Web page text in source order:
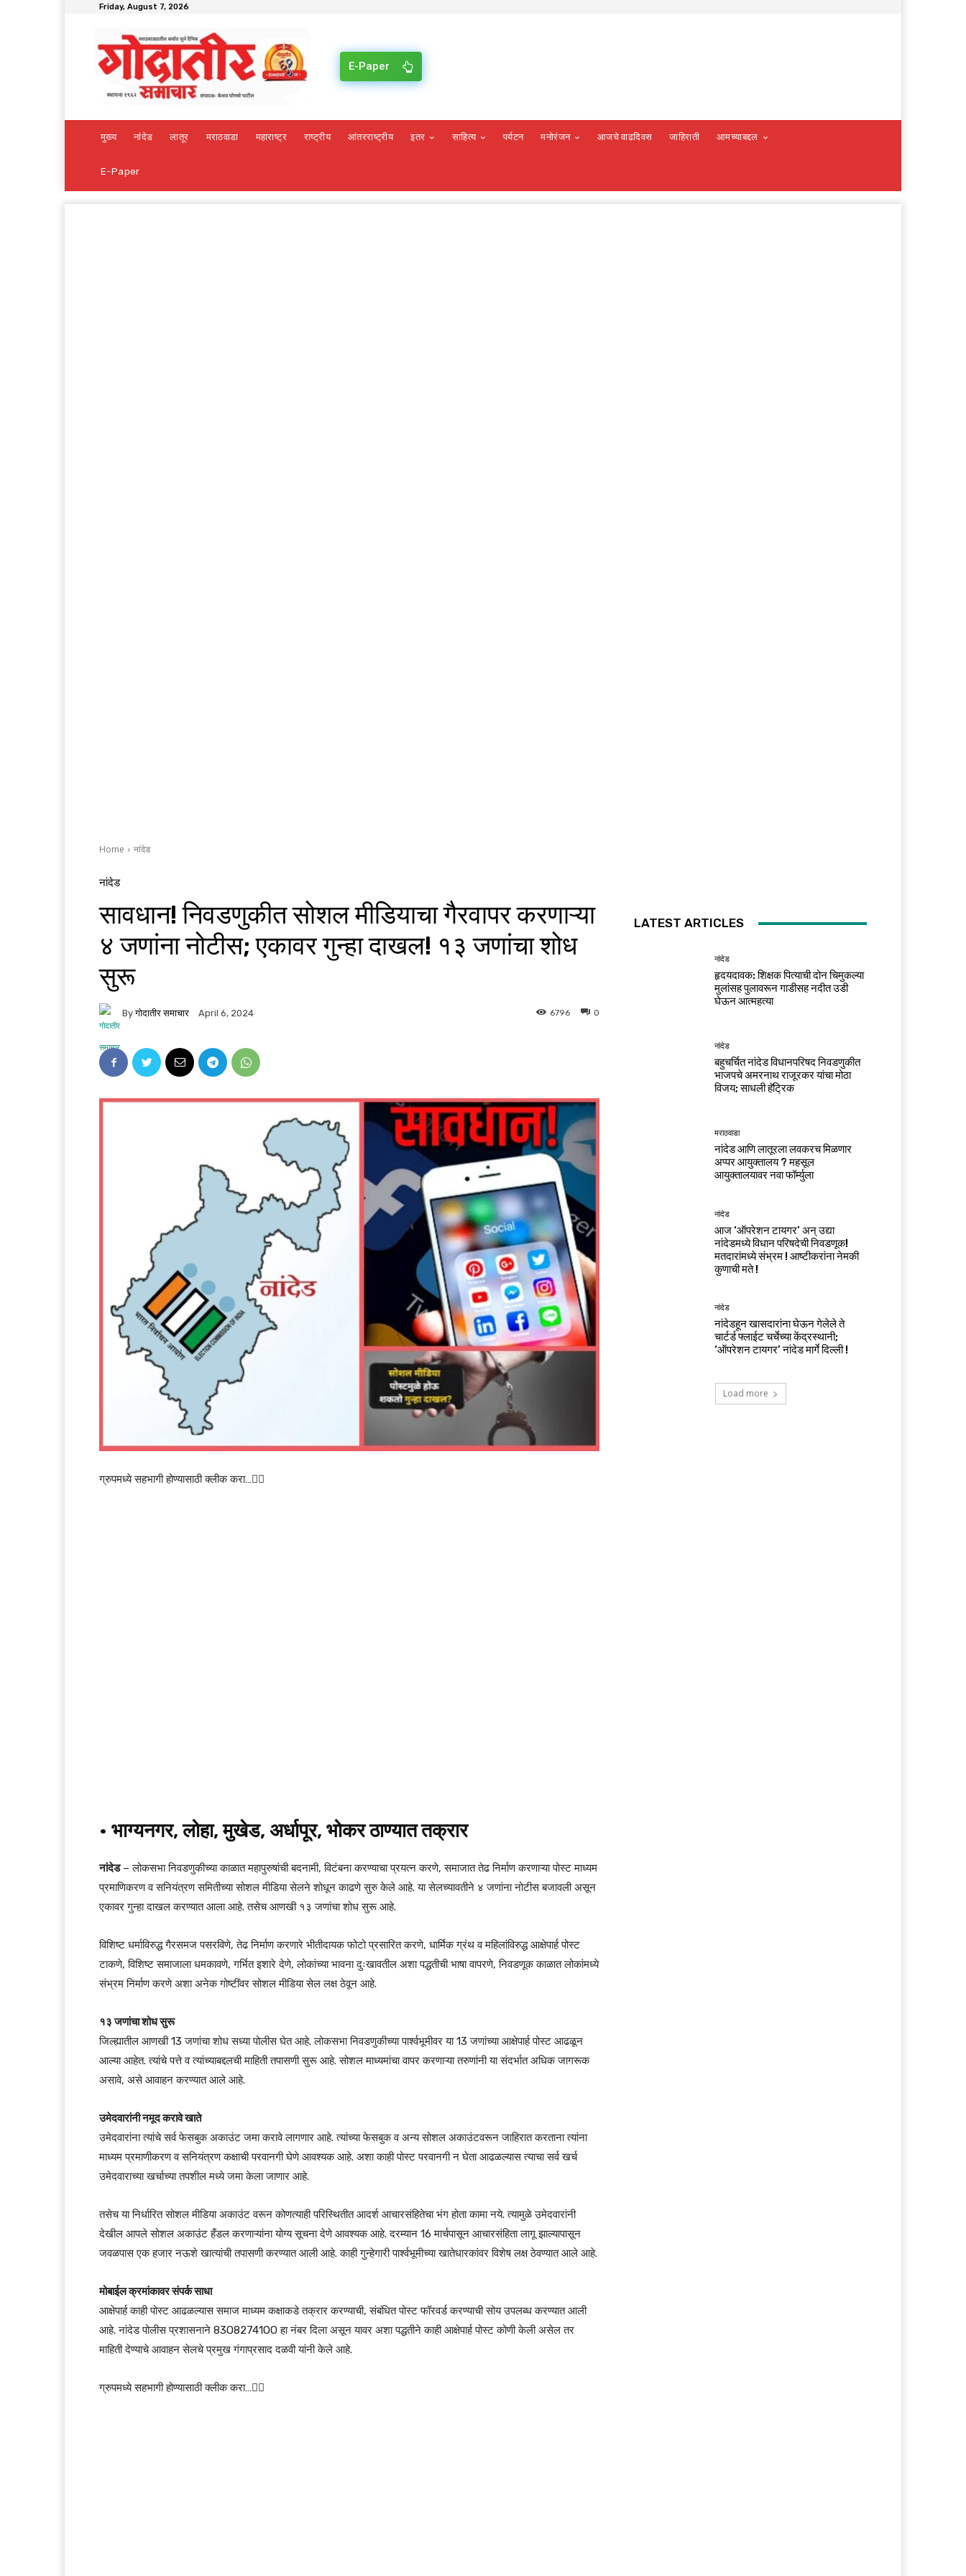
Friday, August 7, 2026
E-Paper
मुख्य नांदेड लातूर मराठवाडा महाराष्ट्र राष्ट्रीय आंतरराष्ट्रीय इतर साहित्य पर्यटन मनोरंजन आजचे वाढदिवस जाहिराती आमच्याबद्दल
E-Paper
Home नांदेड
नांदेड
सावधान! निवडणुकीत सोशल मीडियाचा गैरवापर करणाऱ्या
४ जणांना नोटीस; एकावर गुन्हा दाखल! १३ जणांचा शोध
सुरू
By गोदातीर समाचार April 6, 2024 0
6796
ग्रुपमध्ये सहभागी होण्यासाठी क्लीक करा…👆🏻
• भाग्यनगर, लोहा, मुखेड, अर्धापूर, भोकर ठाण्यात तक्रार
नांदेड– लोकसभा निवडणुकीच्या काळात महापुरुषांची बदनामी, विटंबना करण्याचा प्रयत्न करणे, समाजात तेढ निर्माण करणाऱ्या पोस्ट माध्यम
प्रमाणिकरण व सनियंत्रण समितीच्या सोशल मीडिया सेलने शोधून काढणे सुरु केले आहे. या सेलच्यावतीने ४ जणांना नोटीस बजावली असून
एकावर गुन्हा दाखल करण्यात आला आहे. तसेच आणखी १३ जणांचा शोध सुरू आहे.
विशिष्ट धर्माविरुद्ध गैरसमज पसरविणे, तेढ निर्माण करणारे भीतीदायक फोटो प्रसारित करणे, धार्मिक ग्रंथ व महिलांविरुद्ध आक्षेपार्ह पोस्ट
टाकणे, विशिष्ट समाजाला धमकावणे, गर्भित इशारे देणे, लोकांच्या भावना दुःखावतील अशा पद्धतीची भाषा वापरणे, निवडणूक काळात लोकांमध्ये
संभ्रम निर्माण करणे अशा अनेक गोष्टींवर सोशल मीडिया सेल लक्ष ठेवून आहे.
१३ जणांचा शोध सुरू
जिल्ह्यातील आणखी 13 जणांचा शोध सध्या पोलीस घेत आहे. लोकसभा निवडणुकीच्या पार्श्वभूमीवर या 13 जणांच्या आक्षेपार्ह पोस्ट आढळून
आल्या आहेत. त्यांचे पत्ते व त्यांच्याबद्दलची माहिती तपासणी सुरू आहे. सोशल माध्यमांचा वापर करणाऱ्या तरुणांनी या संदर्भात अधिक जागरूक
असावे, असे आवाहन करण्यात आले आहे.
उमेदवारांनी नमूद करावे खाते
उमेदवारांना त्यांचे सर्व फेसबुक अकाउंट जमा करावे लागणार आहे. त्यांच्या फेसबुक व अन्य सोशल अकाउंटवरून जाहिरात करताना त्यांना
माध्यम प्रमाणीकरण व सनियंत्रण कक्षाची परवानगी घेणे आवश्यक आहे. अशा काही पोस्ट परवानगी न घेता आढळल्यास त्याचा सर्व खर्च
उमेदवाराच्या खर्चाच्या तपशील मध्ये जमा केला जाणार आहे.
तसेच या निर्धारित सोशल मीडिया अकाउंट वरून कोणत्याही परिस्थितीत आदर्श आचारसंहितेचा भंग होता कामा नये. त्यामुळे उमेदवारांनी
देखील आपले सोशल अकाउंट हँडल करणाऱ्यांना योग्य सूचना देणे आवश्यक आहे. दरम्यान 16 मार्चपासून आचारसंहिता लागू झाल्यापासून
जवळपास एक हजार नऊशे खात्यांची तपासणी करण्यात आली आहे. काही गुन्हेगारी पार्श्वभूमीच्या खातेधारकांवर विशेष लक्ष ठेवण्यात आले आहे.
मोबाईल क्रमांकावर संपर्क साधा
आक्षेपार्ह काही पोस्ट आढळल्यास समाज माध्यम कक्षाकडे तक्रार करण्याची, संबंधित पोस्ट फॉरवर्ड करण्याची सोय उपलब्ध करण्यात आली
आहे. नांदेड पोलीस प्रशासनाने 83O82741OO हा नंबर दिला असून यावर अशा पद्धतीने काही आक्षेपार्ह पोस्ट कोणी केली असेल तर
माहिती देण्याचे आवाहन सेलचे प्रमुख गंगाप्रसाद दळवी यांनी केले आहे.
ग्रुपमध्ये सहभागी होण्यासाठी क्लीक करा…👆🏻
LATEST ARTICLES
नांदेड
हृदयदावक: शिक्षक पित्याची दोन चिमुकल्या
मुलांसह पुलावरून गाडीसह नदीत उडी
घेऊन आत्महत्या
नांदेड
बहुचर्चित नांदेड विधानपरिषद निवडणुकीत
भाजपचे अमरनाथ राजूरकर यांचा मोठा
विजय; साधली हॅट्रिक
मराठवाडा
नांदेड आणि लातूरला लवकरच मिळणार
अप्पर आयुक्तालय ? महसूल
आयुक्तालयावर नवा फॉर्म्युला
नांदेड
आज ‘ऑपरेशन टायगर’ अन् उद्या
नांदेडमध्ये विधान परिषदेची निवडणूक!
मतदारांमध्ये संभ्रम ! आष्टीकरांना नेमकी
कुणाची मते !
नांदेड
नांदेडहून खासदारांना घेऊन गेलेले ते
चार्टर्ड फ्लाईट चर्चेच्या केंद्रस्थानी;
‘ऑपरेशन टायगर’ नांदेड मार्गे दिल्ली !
Load more